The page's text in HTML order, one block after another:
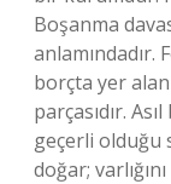
Boşanma
anlamındadır.
borçta yer
parçasıdır.
geçerli olduğu
doğar;